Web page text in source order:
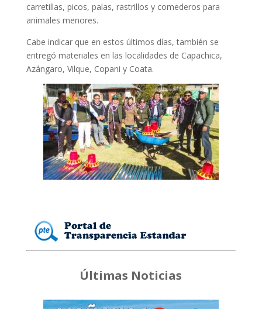
carretillas, picos, palas, rastrillos y comederos para
animales menores.
Cabe indicar que en estos últimos días, también se
entregó materiales en las localidades de Capachica,
Azángaro, Vilque, Copani y Coata.
Últimas Noticias